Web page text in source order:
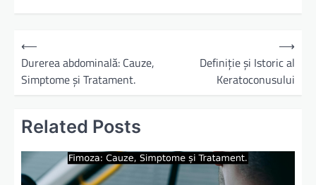
N⟵
Durerea abdominală: Cauze,
Simptome și Tratament.
Definiție și Istoric al
Keratoconusului
⟶
Related Posts